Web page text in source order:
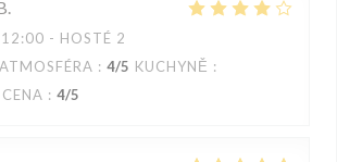
- HOSTÉ 2
ATMOSFÉRA : 4/5 KUCHYNĚ :
: 4/5